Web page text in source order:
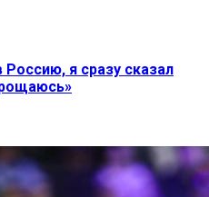
я сразу сказал